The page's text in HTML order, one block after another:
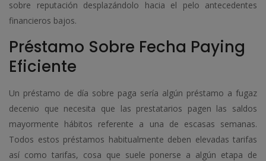
sobre reputación desplazándolo hacia el pelo antecedentes
financieros bajos.
Préstamo Sobre Fecha Paying
Eficiente
Un préstamo de día sobre paga serí­a algún préstamo a fugaz
decenio que necesita que las prestatarios pagen las saldos
mayormente hábitos referente a una de escasas semanas.
Todos estos préstamos habitualmente deben elevadas tarifas
así­ como tarifas, cosa que suele ponerse a algún etapa de